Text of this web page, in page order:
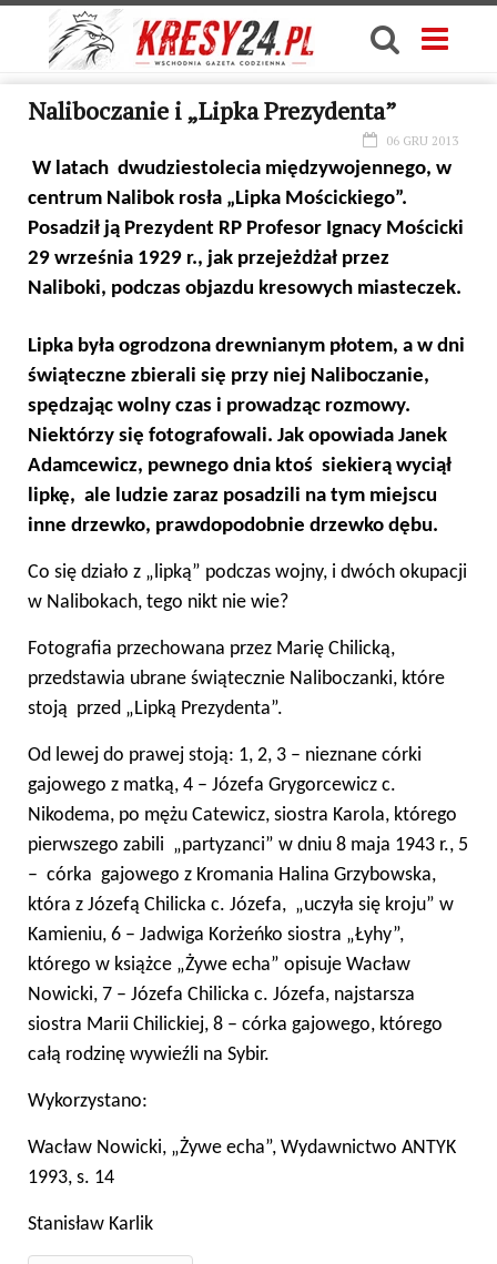
Naliboczanie i „Lipka Prezydenta”
06 GRU 2013
W latach dwudziestolecia międzywojennego, w
centrum Nalibok rosła „Lipka Mościckiego”.
Posadził ją Prezydent RP Profesor Ignacy Mościcki
29 września 1929 r., jak przejeżdżał przez
Naliboki, podczas objazdu kresowych miasteczek.
Lipka była ogrodzona drewnianym płotem, a w dni
świąteczne zbierali się przy niej Naliboczanie,
spędzając wolny czas i prowadząc rozmowy.
Niektórzy się fotografowali. Jak opowiada Janek
Adamcewicz, pewnego dnia ktoś siekierą wyciął
lipkę, ale ludzie zaraz posadzili na tym miejscu
inne drzewko, prawdopodobnie drzewko dębu.
Co się działo z „lipką” podczas wojny, i dwóch okupacji
w Nalibokach, tego nikt nie wie?
Fotografia przechowana przez Marię Chilicką,
przedstawia ubrane świątecznie Naliboczanki, które
stoją przed „Lipką Prezydenta”.
Od lewej do prawej stoją: 1, 2, 3 – nieznane córki
gajowego z matką, 4 – Józefa Grygorcewicz c.
Nikodema, po mężu Catewicz, siostra Karola, którego
pierwszego zabili „partyzanci” w dniu 8 maja 1943 r., 5
– córka gajowego z Kromania Halina Grzybowska,
która z Józefą Chilicka c. Józefa, „uczyła się kroju” w
Kamieniu, 6 – Jadwiga Korżeńko siostra „Łyhy”,
którego w książce „Żywe echa” opisuje Wacław
Nowicki, 7 – Józefa Chilicka c. Józefa, najstarsza
siostra Marii Chilickiej, 8 – córka gajowego, którego
całą rodzinę wywieźli na Sybir.
Wykorzystano:
Wacław Nowicki, „Żywe echa”, Wydawnictwo ANTYK
1993, s. 14
Stanisław Karlik